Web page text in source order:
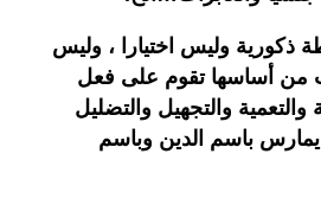
ذكورية وليس اختيارا ، وليس
من أساسها تقوم على فعل
والتجهيل والتضليل
يمارس باسم الدين وباسم